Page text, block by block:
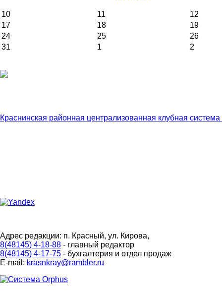
10 11
12
17
18
19
24
25
26
31
1 2
Краснинская районная централизованная клубная
Адрес редакции: п. Красный, ул. Кирова,
8(48145) 4-18-88 - главный редактор
8(48145) 4-17-75 - бухгалтерия и отдел продаж
E-mail: krasnkray@rambler.ru